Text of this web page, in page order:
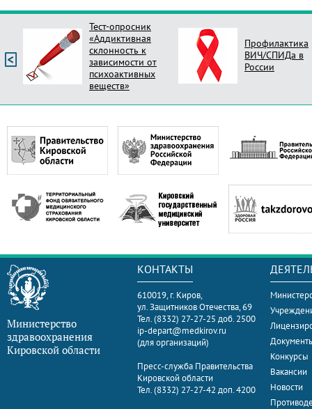
Тест-опросник
«Аддиктивная
склонность к
зависимости от
психоактивных
веществ»
Профилактика
ВИЧ/СПИДа в
России
Министерство
здравоохранения
Кировской области
КОНТАКТЫ
610019, г. Киров,
ул. Защитников Отечества, 69
Тел. (8332) 27-27-25 доб. 2500
ip-depart@medkirov.ru
(для организаций)
Пресс-служба Правительства
Кировской области
Тел. (8332) 27-27-42 доп. 4200
Конкурсы
Вакансии
Новости